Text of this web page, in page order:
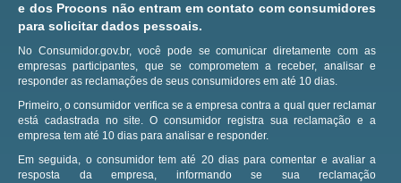
e dos Procons não entram em contato com consumidores
para solicitar dados pessoais.
No Consumidor.gov.br, você pode se comunicar diretamente com as
empresas participantes, que se comprometem a receber, analisar e
responder as reclamações de seus consumidores em até 10 dias.
Primeiro, o consumidor verifica se a empresa contra a qual quer reclamar
está cadastrada no site.O consumidor registra sua reclamação e a
empresa tem até 10 dias para analisar e responder.
Em seguida, o consumidor tem até 20 dias para comentar e avaliar a
resposta da empresa, informando se sua reclamação